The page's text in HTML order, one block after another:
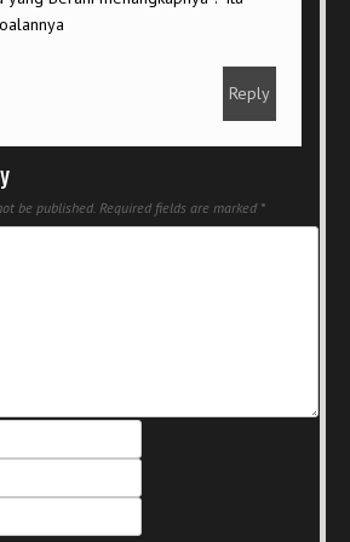
Reply
be published. Required fields are marked *